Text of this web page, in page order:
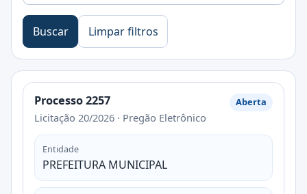
Buscar Limpar filtros
Processo 2257
Licitação 20/2026 · Pregão Eletrônico
Aberta
Entidade
PREFEITURA MUNICIPAL